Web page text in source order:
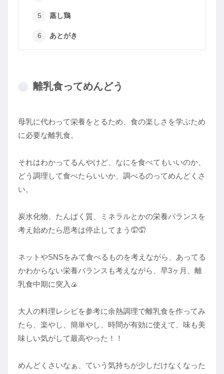
蒸し鶏
あとがき
離乳食ってめんどう
母乳に代わって栄養をとるため、食の楽しさを学ぶため
に必要な離乳食。
それはわかってるんやけど、なにを食べてもいいのか、
どう調理して食べたらいいか、調べるのってめんどくさ
い。
炭水化物、たんぱく質、ミネラルとかの栄養バランスを
考え始めたら思考は停止してまう🤦🤦
ネットやSNSをみて食べるものを考えながら、あってる
かわからない栄養バランスも考えながら、早3ヶ月、離
乳食中期に突入🍙
大人の料理レシピを参考に余熱調理で離乳食を作ってみ
たら、楽やし、簡単やし、時間が有効に使えて、味も美
味しい気がして最高やった！！
めんどくさいなぁ、ていう気持ちが少しだけなくなった